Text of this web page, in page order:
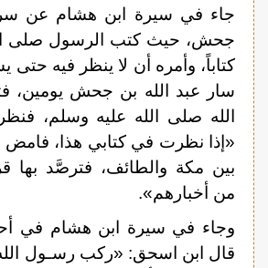
جاء في سيرة ابن هشام عن
جحش، حيث كتب الرسول صلى
كتاباً، وأمره أن لا ينظر فيه حتى
سار عبد الله بن جحش يومين،
الله صلى الله عليه وسلم،
«إذا نظرت في كتابي هذا، فامض
بين مكة والطائف، فترصَّد بها
من أخبارهم».
وجاء في سيرة ابن هشام في
قال ابن اسحق: «ركب رسـول